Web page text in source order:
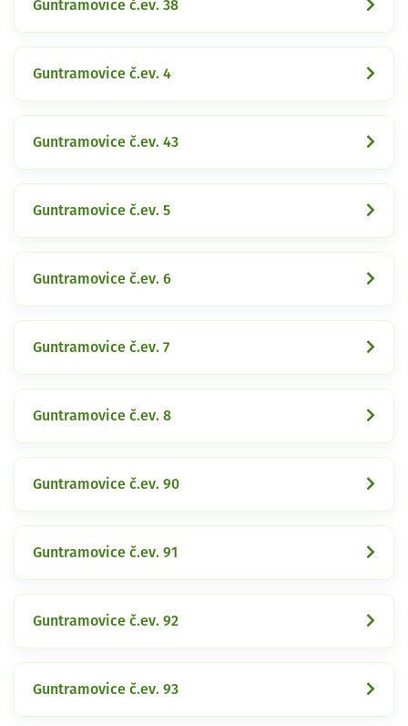
Guntramovice č.ev. 38
Guntramovice č.ev. 4
Guntramovice č.ev. 43
Guntramovice č.ev. 5
Guntramovice č.ev. 6
Guntramovice č.ev. 7
Guntramovice č.ev. 8
Guntramovice č.ev. 90
Guntramovice č.ev. 91
Guntramovice č.ev. 92
Guntramovice č.ev. 93